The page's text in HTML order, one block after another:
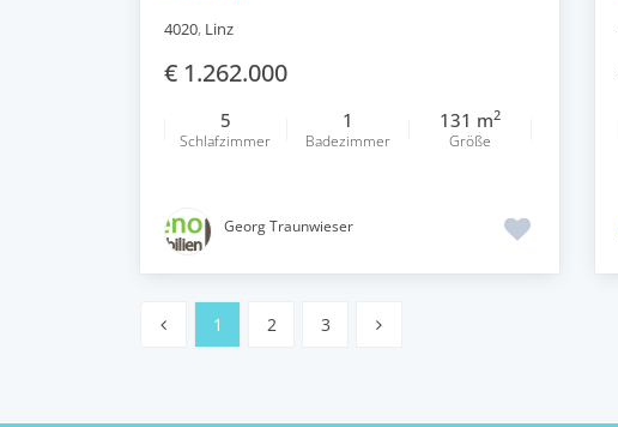
4020, Linz
€ 1.262.000
5
Schlafzimmer
1
Badezimmer
131 m2
Größe
Georg Traunwieser
1 2 3